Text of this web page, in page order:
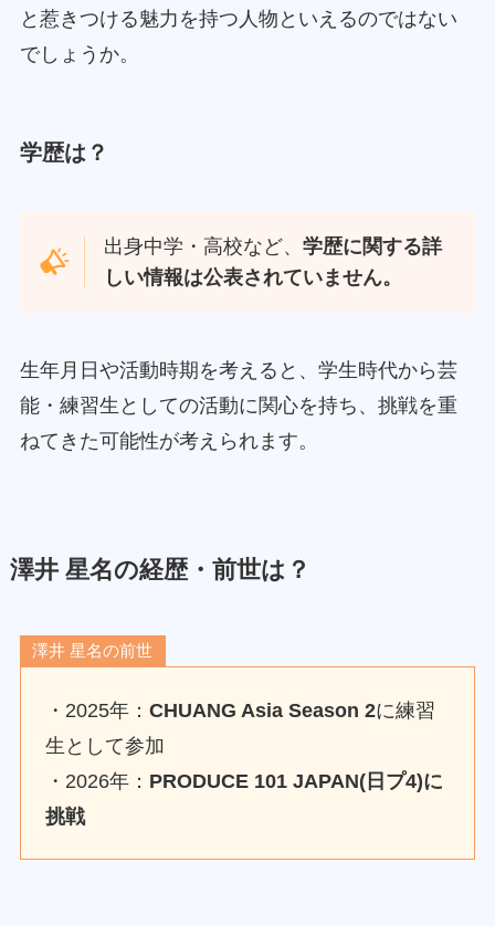
と惹きつける魅力を持つ人物といえるのではない
でしょうか。
学歴は？
出身中学・高校など、学歴に関する詳
しい情報は公表されていません。
生年月日や活動時期を考えると、学生時代から芸
能・練習生としての活動に関心を持ち、挑戦を重
ねてきた可能性が考えられます。
澤井 星名の経歴・前世は？
澤井 星名の前世
・2025年：CHUANG Asia Season 2に練習
生として参加
・2026年： PRODUCE 101 JAPAN(日プ4)に
挑戦